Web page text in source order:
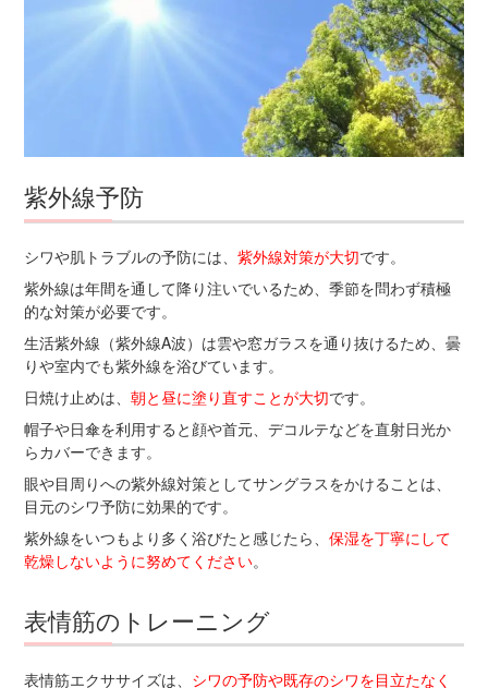
紫外線予防
シワや肌トラブルの予防には、紫外線対策が大切です。
紫外線は年間を通して降り注いでいるため、季節を問わず積極
的な対策が必要です。
生活紫外線（紫外線A波）は雲や窓ガラスを通り抜けるため、曇
りや室内でも紫外線を浴びています。
日焼け止めは、朝と昼に塗り直すことが大切です。
帽子や日傘を利用すると顔や首元、デコルテなどを直射日光か
らカバーできます。
眼や目周りへの紫外線対策としてサングラスをかけることは、
目元のシワ予防に効果的です。
紫外線をいつもより多く浴びたと感じたら、保湿を丁寧にして
乾燥しないように努めてください。
表情筋のトレーニング
表情筋エクササイズは、 シワの予防や既存のシワを目立たなく